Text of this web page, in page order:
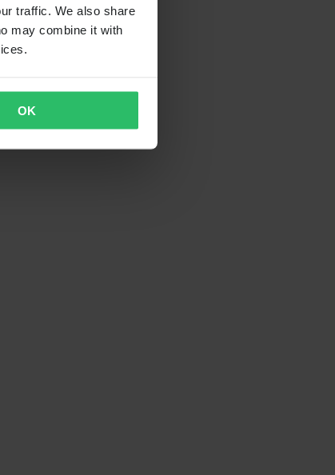
traffic. We also share
may combine it with
OK